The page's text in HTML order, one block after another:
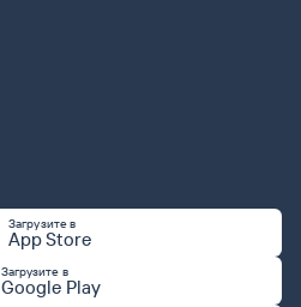
Загрузите в
App Store
Загрузите в
Google Play